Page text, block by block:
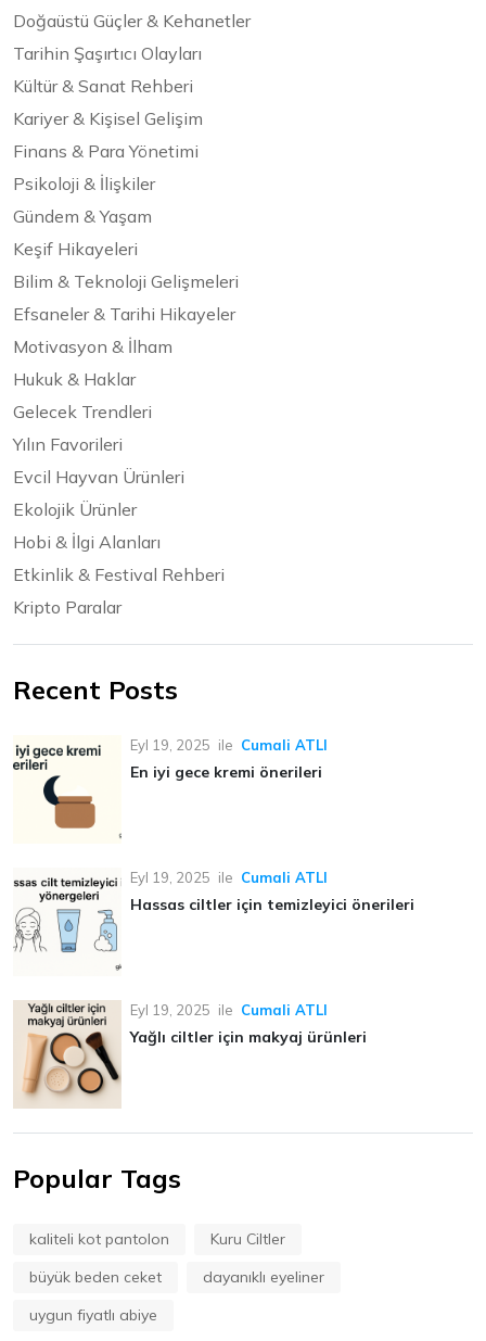
Doğaüstü Güçler & Kehanetler
Tarihin Şaşırtıcı Olayları
Kültür & Sanat Rehberi
Kariyer & Kişisel Gelişim
Finans & Para Yönetimi
Psikoloji & İlişkiler
Gündem & Yaşam
Keşif Hikayeleri
Bilim & Teknoloji Gelişmeleri
Efsaneler & Tarihi Hikayeler
Motivasyon & İlham
Hukuk & Haklar
Gelecek Trendleri
Yılın Favorileri
Evcil Hayvan Ürünleri
Ekolojik Ürünler
Hobi & İlgi Alanları
Etkinlik & Festival Rehberi
Kripto Paralar
Recent Posts
Eyl 19, 2025 ile Cumali ATLI
En iyi gece kremi önerileri
Eyl 19, 2025 ile Cumali ATLI
Hassas ciltler için temizleyici önerileri
Eyl 19, 2025 ile Cumali ATLI
Yağlı ciltler için makyaj ürünleri
Popular Tags
kaliteli kot pantolon
Kuru Ciltler
büyük beden ceket
dayanıklı eyeliner
uygun fiyatlı abiye